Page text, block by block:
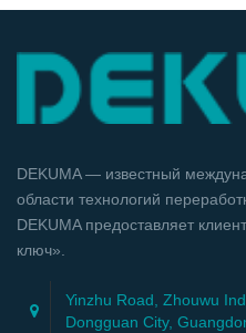
DEKUMA — известный
области технологий
DEKUMA предоставляет
ключ».
Yinzhu Road, Zhouwu
Dongguan City,